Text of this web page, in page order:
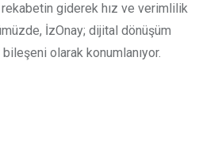
giderek hız ve verimlilik
İzOnay; dijital dönüşüm
bileşeni olarak konumlanıyor.